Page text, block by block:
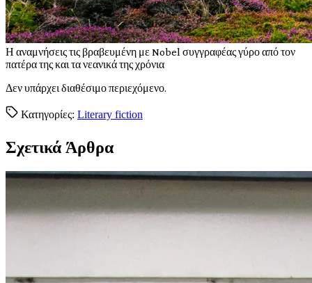
Η αναμνήσεις τις βραβευμένη με Nobel συγγραφέας γύρο από τον
πατέρα της και τα νεανικά της χρόνια
Δεν υπάρχει διαθέσιμο περιεχόμενο.
Κατηγορίες: Literary fiction
Σχετικά Άρθρα